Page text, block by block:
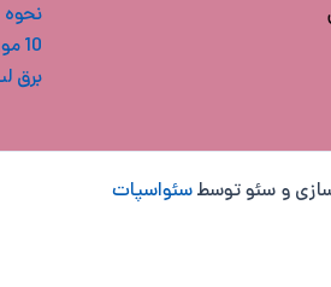
10 مورد از بهترین بادی میست های ویکتوریا سکرت
برق
و سئو توسطسئواسپات